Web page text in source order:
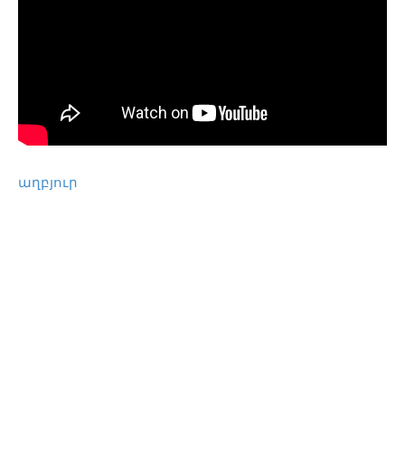
աղբյուր